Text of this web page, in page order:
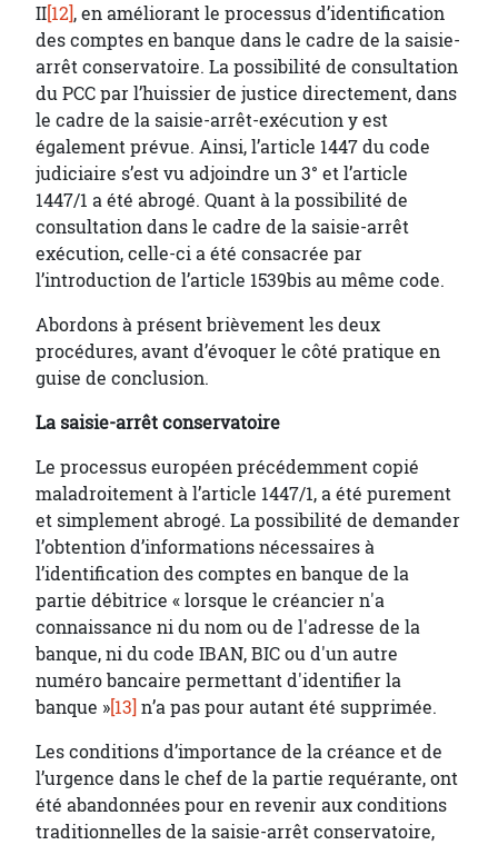
II[12], en améliorant le processus d’identification
des comptes en banque dans le cadre de la saisie-
arrêt conservatoire. La possibilité de consultation
du PCC par l’huissier de justice directement, dans
le cadre de la saisie-arrêt-exécution y est
également prévue. Ainsi, l’article 1447 du code
judiciaire s’est vu adjoindre un 3° et l’article
1447/1 a été abrogé. Quant à la possibilité de
consultation dans le cadre de la saisie-arrêt
exécution, celle-ci a été consacrée par
l’introduction de l’article 1539bis au même code.
Abordons à présent brièvement les deux
procédures, avant d’évoquer le côté pratique en
guise de conclusion.
La saisie-arrêt conservatoire
Le processus européen précédemment copié
maladroitement à l’article 1447/1, a été purement
et simplement abrogé. La possibilité de demander
l’obtention d’informations nécessaires à
l’identification des comptes en banque de la
partie débitrice « lorsque le créancier n'a
connaissance ni du nom ou de l'adresse de la
banque, ni du code IBAN, BIC ou d'un autre
numéro bancaire permettant d'identifier la
banque »[13] n’a pas pour autant été supprimée.
Les conditions d’importance de la créance et de
l’urgence dans le chef de la partie requérante, ont
été abandonnées pour en revenir aux conditions
traditionnelles de la saisie-arrêt conservatoire,